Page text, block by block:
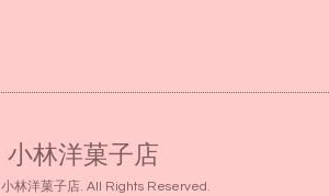
小林洋菓子店
小林洋菓子店. All Rights Reserved.